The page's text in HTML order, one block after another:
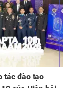
tác đào tạo